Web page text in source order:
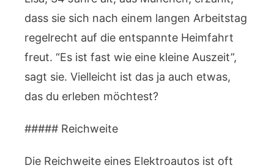
dass sie sich nach einem langen Arbeitstag
regelrecht auf die entspannte Heimfahrt
freut. “Es ist fast wie eine kleine Auszeit”,
sagt sie. Vielleicht ist das ja auch etwas,
das du erleben möchtest?
##### Reichweite
Die Reichweite eines Elektroautos ist oft